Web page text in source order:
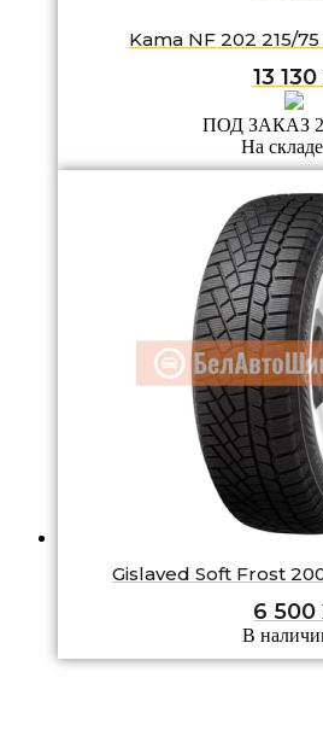
Kama NF 202 215/75
13 130
ПОД ЗАКАЗ
На
Gislaved Soft Frost
6 500
В